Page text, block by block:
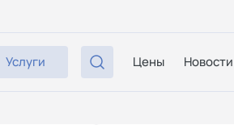
Услуги Цены Новости